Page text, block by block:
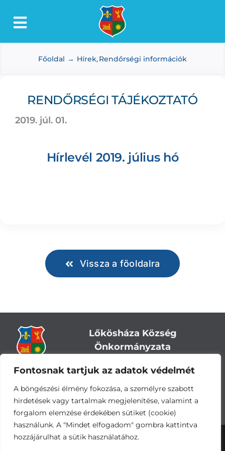
Fontosnak tartjuk az adatok védelmét
A böngészési élmény fokozása, a személyre szabott
hirdetések vagy tartalmak megjelenítése, valamint a
forgalom elemzése érdekében sütiket (cookie)
használunk. A "Mindet elfogadom" gombra kattintva
hozzájárulhat a sütik használatához.
Toggle
Lőkösháza
Intézmények
Dokumentumtár
Média
Főoldal Hírek Rendőrségi információk
RENDŐRSÉGI TÁJÉKOZTATÓ
2019. júl. 01.
Hírlevél 2019. július hó
Vissza a főoldalra
Lőkösháza Község
Önkormányzata
Cím:5743 Lőkösháza, Eleki út 28.
Központi telefonszám:+36 66 244-244
E-mail: titkarsag@lokoshaza.hu
Hivatali Kapu: JZO28
Adatvédelemi nyilatkozat•